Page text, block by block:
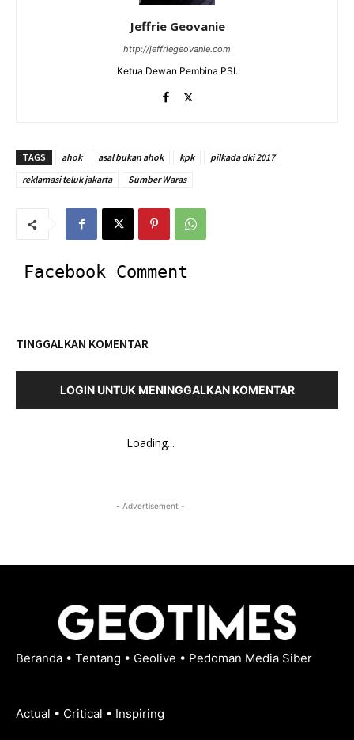
Jeffrie Geovanie
http://jeffriegeovanie.com
Ketua Dewan Pembina PSI.
TAGS ahok asal bukan ahok kpk
pilkada dki 2017
reklamasi teluk jakarta
Sumber Waras
Facebook Comment
TINGGALKAN KOMENTAR
LOGIN UNTUK MENINGGALKAN KOMENTAR
Loading...
- Advertisement -
Beranda • Tentang • Geolive • Pedoman Media Siber
Actual • Critical • Inspiring